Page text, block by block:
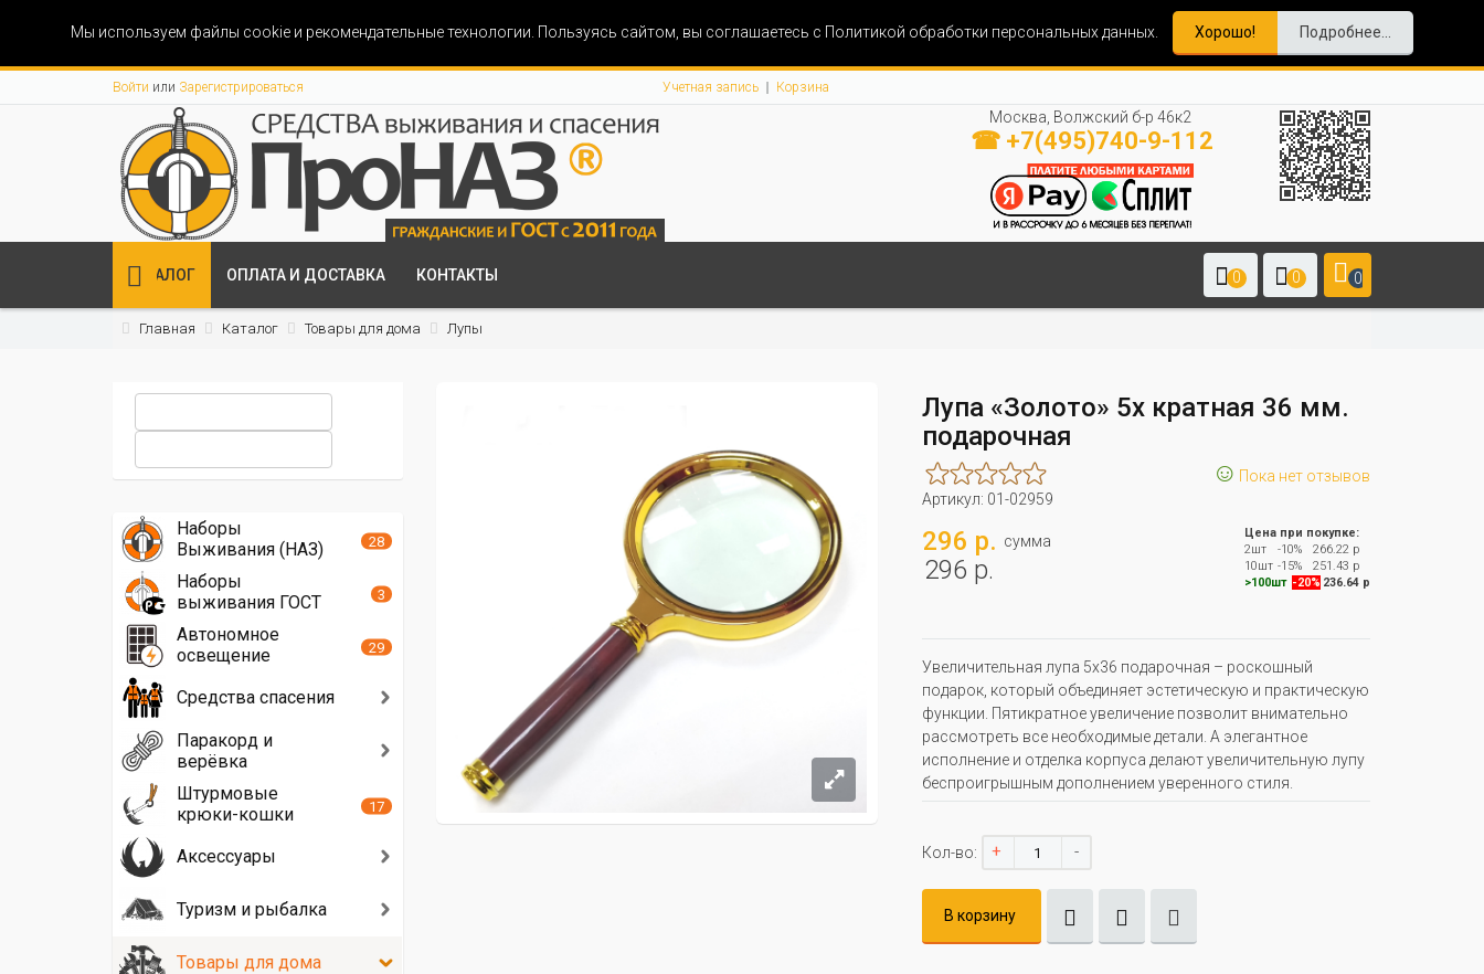
Мы используем файлы cookie и рекомендательные технологии. Пользуясь сайтом, вы соглашаетесь с Политикой обработки персональных данных. Хорошо! Подробнее...
Войти или Зарегистрироваться Учетная запись Корзина
Москва, Волжский б-р 46к2
☎ +7(495)740-9-112
КАТАЛОГ ОПЛАТА И ДОСТАВКА КОНТАКТЫ 0 0 0
Главная Каталог Товары для дома Лупы
Лупа «Золото» 5х кратная 36 мм.
подарочная
☺ Пока нет отзывов
Артикул: 01-02959
296 р. сумма
296 р.
Цена при покупке:
2шт
-10%
266.22 р
10шт -15%
251.43 р
>100шт -20% 236.64 р
Увеличительная лупа 5х36 подарочная – роскошный
подарок, который объединяет эстетическую и практическую
функции. Пятикратное увеличение позволит внимательно
рассмотреть все необходимые детали. А элегантное
исполнение и отделка корпуса делают увеличительную лупу
беспроигрышным дополнением уверенного стиля.
Кол-во: + -
В корзину
Наборы
Выживания (НАЗ)
28
Наборы
выживания ГОСТ
3
Автономное
освещение
29
Средства спасения
Паракорд и
верёвка
Штурмовые
крюки-кошки
17
Аксессуары
Туризм и рыбалка
Товары для дома